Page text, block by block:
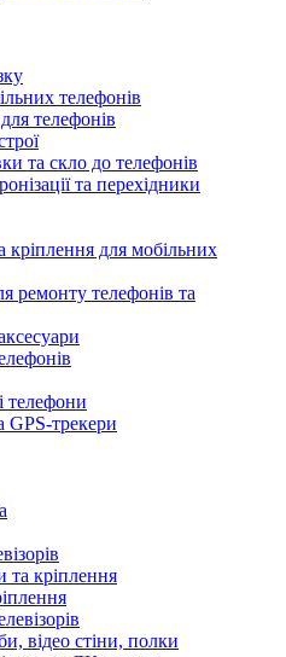
телефонів
телефонів
та скло до телефонів
та перехідники
кріплення для мобільних
ремонту телефонів та
телефони
GPS-трекери
кріплення
відео стіни, полки